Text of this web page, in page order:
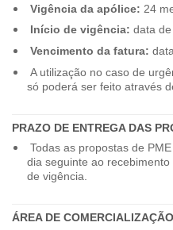
Vigência da apólice: 24
Início de vigência: data
Vencimento da fatura:
A utilização no caso de
só poderá ser feito através
PRAZO DE ENTREGA DAS
Todas as propostas de
dia seguinte ao
de vigência.
ÁREA DE COMERCIALIZAÇÃO